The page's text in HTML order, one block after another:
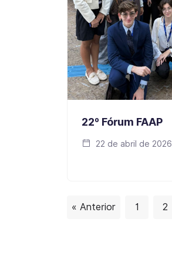
22º Fórum FAAP
22 de abril de 2026
« Anterior 1 2